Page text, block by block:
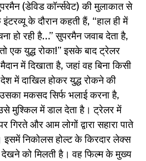
(डेविड कॉर्न्सवेट) की मुलाकात से
के दौरान कहती हैं, “हाल ही में
हो रही है…” सुपरमैन जवाब देता है,
एक युद्ध रोका!” इसके बाद ट्रेलर
में दिखाता है, जहां वह बिना किसी
में दाखिल होकर युद्ध रोकने की
मकसद सिर्फ भलाई करना है,
मुश्किल में डाल देता है। ट्रेलर में
गिरते और आम लोगों द्वारा सहारा पाते
इसमें निकोलस होल्ट के किरदार लेक्स
को मिलती है। वह फिल्म के मुख्य